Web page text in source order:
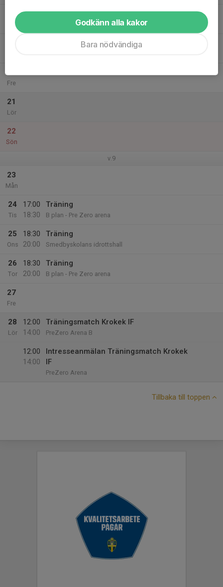
Ons
18:30
Träning
Smedbyskolans idrottshall
Fre
21
Lör
22
Sön
v.9
23
Mån
24
Tis
17:00
18:30
Träning
B plan - Pre Zero arena
25
Ons
18:30
20:00
Träning
Smedbyskolans idrottshall
26
Tor
18:30
20:00
Träning
B plan - Pre Zero arena
27
Fre
28
Lör
12:00
14:00
Träningsmatch Krokek IF
PreZero Arena B
12:00
14:00
Intresseanmälan Träningsmatch Krokek
IF
PreZero Arena
Tillbaka till toppen
Godkänn alla kakor
Bara nödvändiga